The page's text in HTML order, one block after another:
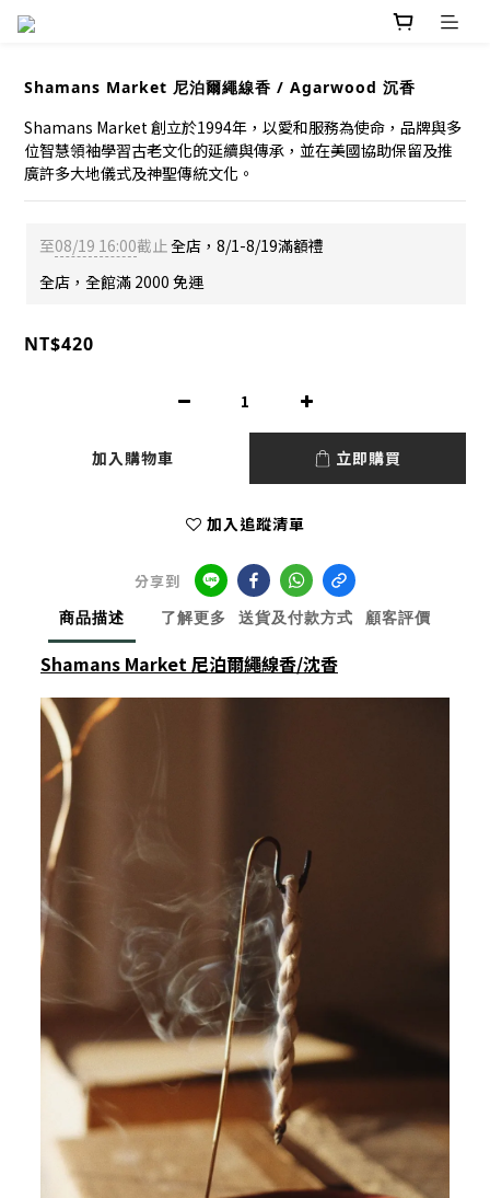
Shamans Market 尼泊爾繩線香 / Agarwood 沉香
Shamans Market 創立於1994年，以愛和服務為使命，品牌與多
位智慧領袖學習古老文化的延續與傳承，並在美國協助保留及推
廣許多大地儀式及神聖傳統文化。
至08/19 16:00截止全店，8/1-8/19滿額禮
全店，全館滿 2000 免運
NT$420
加入購物車 立即購買
加入追蹤清單
分享到
商品描述
了解更多 送貨及付款方式 顧客評價
Shamans Market 尼泊爾繩線香/沈香